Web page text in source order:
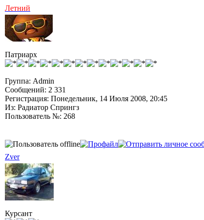
Летний
Патриарх
Группа: Admin
Сообщений: 2 331
Регистрация: Понедельник, 14 Июля 2008, 20:45
Из: Радиатор Спрингз
Пользователь №: 268
Zver
Курсант